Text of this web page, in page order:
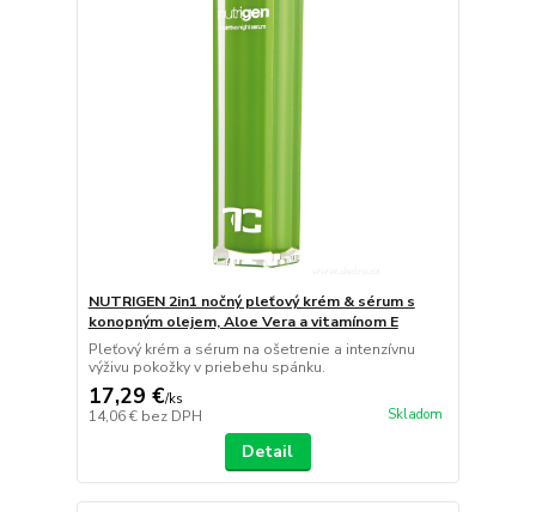
NUTRIGEN 2in1 nočný pleťový krém & sérum s
konopným olejem, Aloe Vera a vitamínom E
Pleťový krém a sérum na ošetrenie a intenzívnu
výživu pokožky v priebehu spánku.
17,29 €/ks
14,06 € bez DPH Skladom
Detail